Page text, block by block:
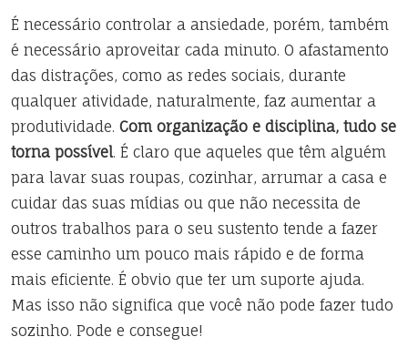
É necessário controlar a ansiedade, porém, também
é necessário aproveitar cada minuto. O afastamento
das distrações, como as redes sociais, durante
qualquer atividade, naturalmente, faz aumentar a
produtividade. Com organização e disciplina, tudo se
torna possível. É claro que aqueles que têm alguém
para lavar suas roupas, cozinhar, arrumar a casa e
cuidar das suas mídias ou que não necessita de
outros trabalhos para o seu sustento tende a fazer
esse caminho um pouco mais rápido e de forma
mais eficiente. É obvio que ter um suporte ajuda.
Mas isso não significa que você não pode fazer tudo
sozinho. Pode e consegue!